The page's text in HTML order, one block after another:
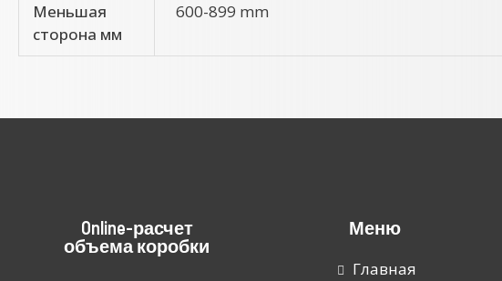
Меньшая
сторона мм
600-899 mm
Online-расчет
объема коробки
Меню
Главная